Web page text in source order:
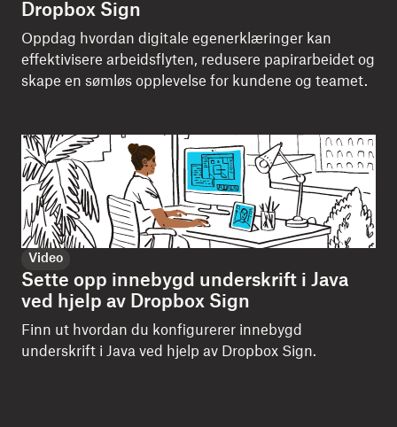
Dropbox Sign
Oppdag hvordan digitale egenerklæringer kan
effektivisere arbeidsflyten, redusere papirarbeidet og
skape en sømløs opplevelse for kundene og teamet.
Video
Sette opp innebygd underskrift i Java
ved hjelp av Dropbox Sign
Finn ut hvordan du konfigurerer innebygd
underskrift i Java ved hjelp av Dropbox Sign.